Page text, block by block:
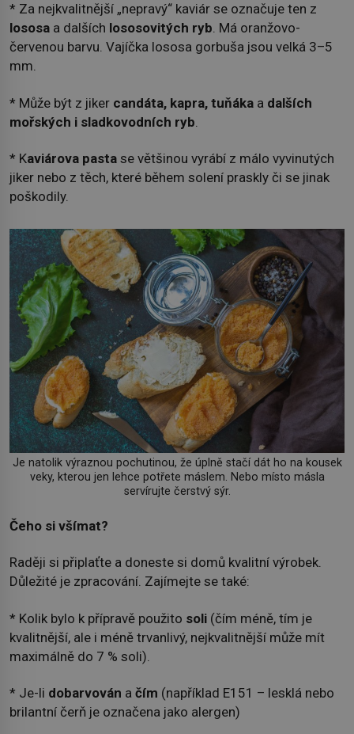
* Za nejkvalitnější „nepravý“ kaviár se označuje ten z
lososa a dalších lososovitých ryb. Má oranžovo-
červenou barvu. Vajíčka lososa gorbuša jsou velká 3–5
mm.
* Může být z jiker candáta, kapra, tuňáka a dalších
mořských i sladkovodních ryb
* Kaviárova pasta se většinou vyrábí z málo vyvinutých
jiker nebo z těch, které během solení praskly či se jinak
poškodily.
Je natolik výraznou pochutinou, že úplně stačí dát ho na kousek
veky, kterou jen lehce potřete máslem. Nebo místo másla
servírujte čerstvý sýr.
Čeho si všímat?
Raději si připlaťte a doneste si domů kvalitní výrobek.
Důležité je zpracování. Zajímejte se také:
* Kolik bylo k přípravě použito soli (čím méně, tím je
kvalitnější, ale i méně trvanlivý, nejkvalitnější může mít
maximálně do 7 % soli).
* Je-li dobarvován a čím (například E151 – lesklá nebo
brilantní čerň je označena jako alergen)